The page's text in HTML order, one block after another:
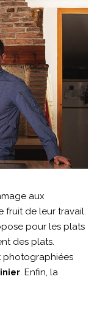
aux
fruit de leur travail.
pour les plats
des plats.
photographiées
. Enfin, la